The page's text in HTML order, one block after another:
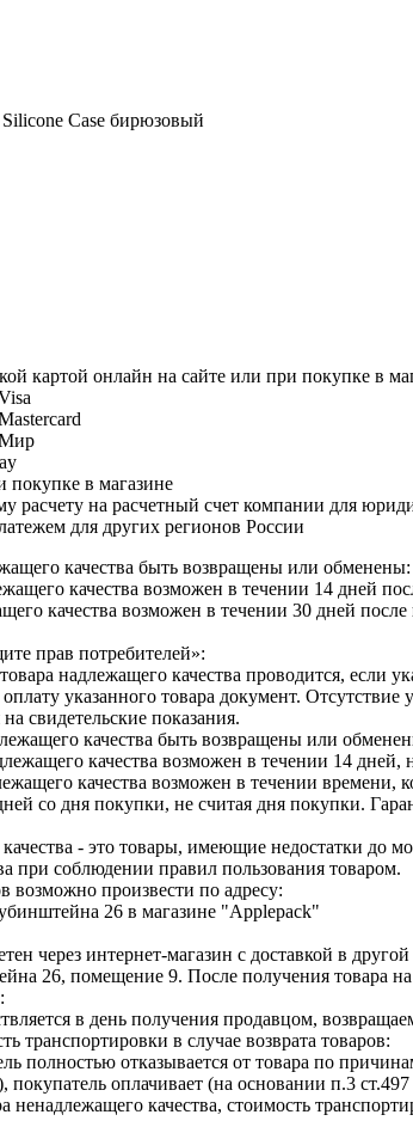
Case бирюзовый
картой онлайн на сайте или при покупке в
в магазине
расчету на расчетный счет компании для
для других регионов России
качества быть возвращены или обменены:
качества возможен в течении 14 дней
качества возможен в течении 30 дней
прав потребителей»:
надлежащего качества проводится,
указанного товара документ. Отсутствие
свидетельские показания.
качества быть возвращены или
качества возможен в течении 14 дней,
качества возможен в течении времени,
со дня покупки, не считая дня покупки.
- это товары, имеющие недостатки до
при соблюдении правил пользования товаром.
возможно произвести по адресу:
26 в магазине "Applepack"
через интернет-магазин с доставкой в
26, помещение 9. После получения товара
в день получения продавцом,
транспортировки в случае возврата товаров:
полностью отказывается от товара по
покупатель оплачивает (на основании п.3
ненадлежащего качества, стоимость